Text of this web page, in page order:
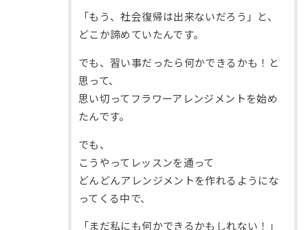
「もう、社会復帰は出来ないだろう」と、
どこか諦めていたんです。
でも、習い事だったら何かできるかも！と
思って、
思い切ってフラワーアレンジメントを始め
たんです。
でも、
こうやってレッスンを通って
どんどんアレンジメントを作れるようにな
ってくる中で、
「まだ私にも何かできるかもしれない！」